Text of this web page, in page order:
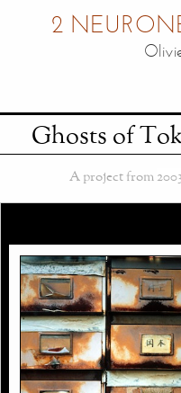
2
Ghosts of
A project from 2003